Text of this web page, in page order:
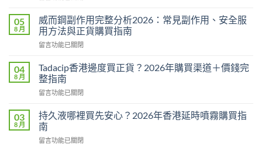
量
完
整
教
幾
時
食
多？
正
確
馬
糖
Hamer
效
真
相：
用
是
心
作
05
8 月
威而鋼副作用完整分析2026：常見副作用、安全服
用方法與正貨購買指南
在
而
鋼
副
作
完
整
分
析
留言功能已關閉
04
8 月
Tadacip香港邊度買正貨？2026年購買渠道＋價錢完
整指南
在
香
港
邊
度
留言功能已關閉
03
8 月
持久液哪裡買先安心？2026年香港延時噴霧購買指
南
在
留言功能已關閉